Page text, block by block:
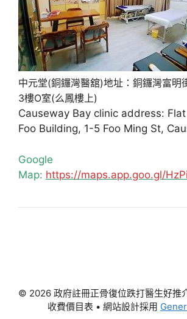
中元堂(銅鑼灣醫舘)地址：銅鑼灣富明
3樓O室(么鳳樓上)
Causeway Bay clinic address:
Foo Building, 1-5 Foo Ming St,
Google
Map: https://maps.app.goo.gl/
© 2026 政府註冊正骨復位跌打醫生好推
收費價目表 • 網站設計採用